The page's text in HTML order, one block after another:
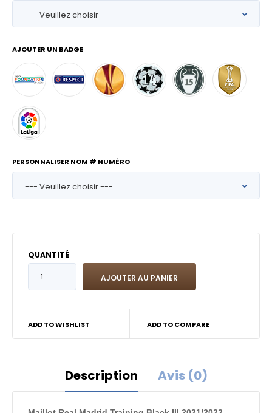
AJOUTER UN BADGE
PERSONNALISER NOM # NUMÉRO
QUANTITÉ
ADD TO WISHLIST ADD TO COMPARE
Description Avis (0)